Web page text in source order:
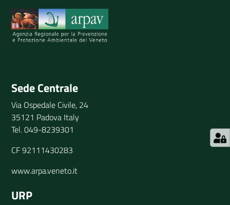
Sede Centrale
Via Ospedale Civile, 24
35121 Padova Italy
Tel. 049-8239301
CF 92111430283
www.arpa.veneto.it
URP